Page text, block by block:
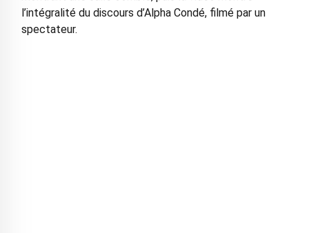
l’intégralité du discours d’Alpha Condé, filmé par un
spectateur.